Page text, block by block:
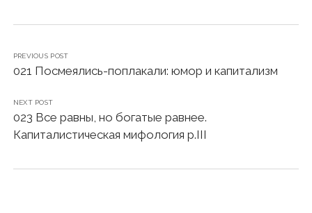
PREVIOUS POST
021 Посмеялись-поплакали: юмор и капитализм
NEXT POST
023 Все равны, но богатые равнее.
Капиталистическая мифология р.III